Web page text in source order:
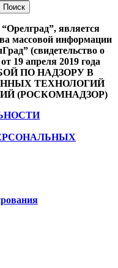
является
массовой информации
(свидетельство о
19 апреля 2019 года
ПО НАДЗОРУ В
ТЕХНОЛОГИЙ
(РОСКОМНАДЗОР)